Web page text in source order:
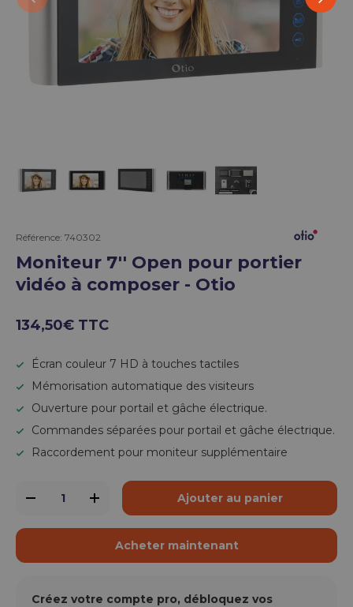
Référence: 740302
Moniteur 7'' Open pour portier
vidéo à composer - Otio
134,50€ TTC
Écran couleur 7 HD à touches tactiles
Mémorisation automatique des visiteurs
Ouverture pour portail et gâche électrique.
Commandes séparées pour portail et gâche électrique.
Raccordement pour moniteur supplémentaire
-
+ Ajouter au panier
Acheter maintenant
Créez votre compte pro, débloquez vos